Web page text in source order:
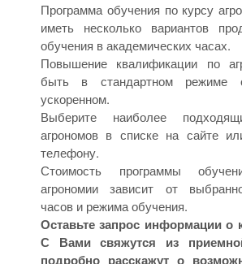
Программа обучения по курсу
иметь несколько вариантов
обучения в академических часах.
Повышение квалификации по
быть в стандартном режиме
ускоренном.
Выберите наиболее
агрономов в списке на сайте
телефону.
Стоимость программы
агрономии зависит от
часов и режима обучения.
Оставьте запрос информации о
С Вами свяжутся из
подробно расскажут о